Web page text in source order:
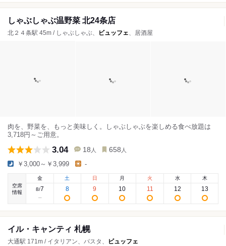
しゃぶしゃぶ温野菜 北24条店
北２４条駅 45m / しゃぶしゃぶ、 ビュッフェ、居酒屋
肉を、野菜を、もっと美味しく。しゃぶしゃぶを楽しめる食べ放題は
3,718円～ご用意。
3.04 18 人 658 人
￥3,000～￥3,999 -
空席
情報
金
8/7
土
8
日
9
月
10
火
11
水
12
木
13
イル・キャンティ 札幌
大通駅 171m / イタリアン、パスタ、 ビュッフェ